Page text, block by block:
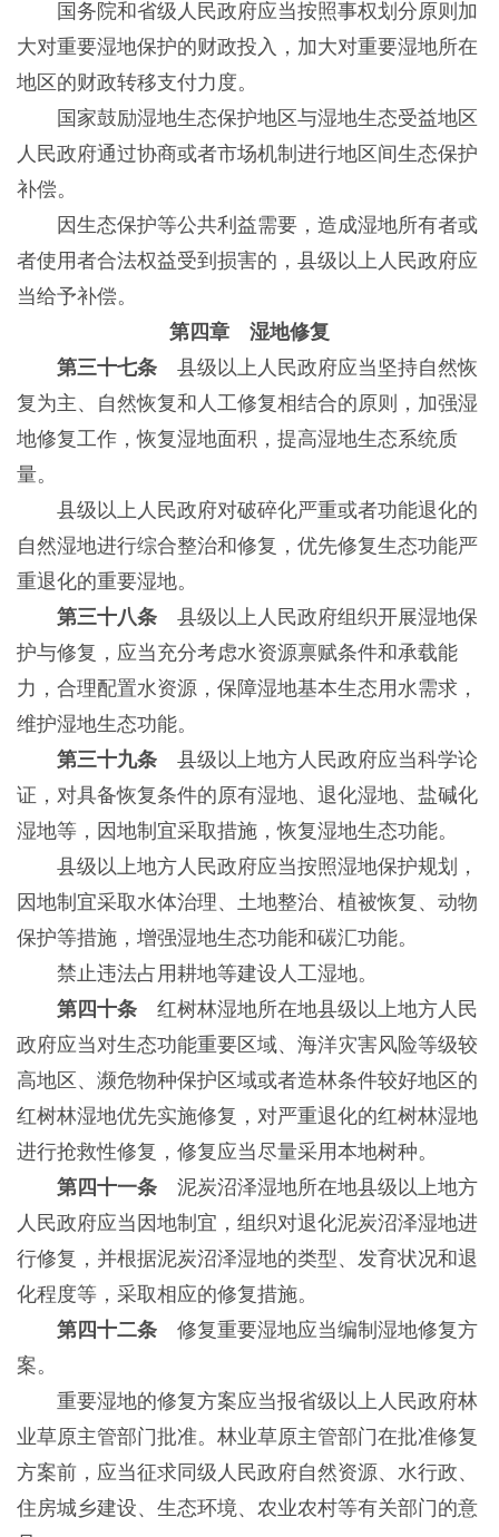
国务院和省级人民政府应当按照事权划分原则加
大对重要湿地保护的财政投入，加大对重要湿地所在
地区的财政转移支付力度。
国家鼓励湿地生态保护地区与湿地生态受益地区
人民政府通过协商或者市场机制进行地区间生态保护
补偿。
因生态保护等公共利益需要，造成湿地所有者或
者使用者合法权益受到损害的，县级以上人民政府应
当给予补偿。
第四章 湿地修复
第三十七条县级以上人民政府应当坚持自然恢
复为主、自然恢复和人工修复相结合的原则，加强湿
地修复工作，恢复湿地面积，提高湿地生态系统质
量。
县级以上人民政府对破碎化严重或者功能退化的
自然湿地进行综合整治和修复，优先修复生态功能严
重退化的重要湿地。
第三十八条县级以上人民政府组织开展湿地保
护与修复，应当充分考虑水资源禀赋条件和承载能
力，合理配置水资源，保障湿地基本生态用水需求，
维护湿地生态功能。
第三十九条县级以上地方人民政府应当科学论
证，对具备恢复条件的原有湿地、退化湿地、盐碱化
湿地等，因地制宜采取措施，恢复湿地生态功能。
县级以上地方人民政府应当按照湿地保护规划，
因地制宜采取水体治理、土地整治、植被恢复、动物
保护等措施，增强湿地生态功能和碳汇功能。
禁止违法占用耕地等建设人工湿地。
第四十条红树林湿地所在地县级以上地方人民
政府应当对生态功能重要区域、海洋灾害风险等级较
高地区、濒危物种保护区域或者造林条件较好地区的
红树林湿地优先实施修复，对严重退化的红树林湿地
进行抢救性修复，修复应当尽量采用本地树种。
第四十一条泥炭沼泽湿地所在地县级以上地方
人民政府应当因地制宜，组织对退化泥炭沼泽湿地进
行修复，并根据泥炭沼泽湿地的类型、发育状况和退
化程度等，采取相应的修复措施。
第四十二条修复重要湿地应当编制湿地修复方
案。
重要湿地的修复方案应当报省级以上人民政府林
业草原主管部门批准。林业草原主管部门在批准修复
方案前，应当征求同级人民政府自然资源、水行政、
住房城乡建设、生态环境、农业农村等有关部门的意